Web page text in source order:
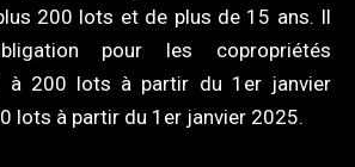
200 lots et de plus de 15 ans. Il
pour les copropriétés
à 200 lots à partir du 1er janvier
lots à partir du 1er janvier 2025.